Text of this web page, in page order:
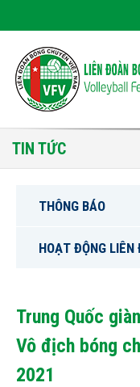
TIN TỨC
THÔNG BÁO
HOẠT ĐỘNG LIÊN
Trung Quốc
Vô địch bóng
2021